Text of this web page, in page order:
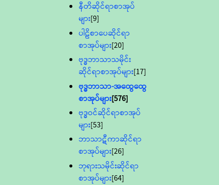
နီတိဆိုင်ရာစာအုပ်
များ[9]
ပါဠိစာပေဆိုင်ရာ
စာအုပ်များ[20]
ဗုဒ္ဓဘာသာသမိုင်း
ဆိုင်ရာစာအုပ်များ[17]
ဗုဒ္ဓဘာသာ-အထွေထွေ
စာအုပ်များ[576]
ဗုဒ္ဓဝင်ဆိုင်ရာစာအုပ်
များ[53]
ဘာသာဋီကာဆိုင်ရာ
စာအုပ်များ[26]
ဘုရားသမိုင်းဆိုင်ရာ
စာအုပ်များ[64]